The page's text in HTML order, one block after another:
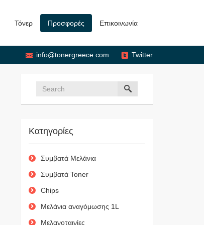
Τόνερ Προσφορές Επικοινωνία
info@tonergreece.com Twitter
Κατηγορίες
Συμβατά Μελάνια
Συμβατά Toner
Chips
Μελάνια αναγόμωσης 1L
Μελανοταινίες